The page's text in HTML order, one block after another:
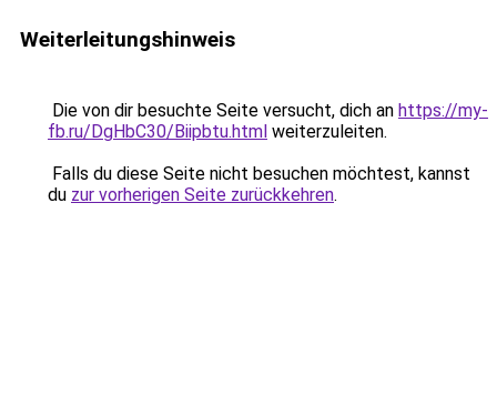
Weiterleitungshinweis
Die von dir besuchte Seite versucht, dich an https://my-
fb.ru/DgHbC30/Biipbtu.html weiterzuleiten.
Falls du diese Seite nicht besuchen möchtest, kannst
du zur vorherigen Seite zurückkehren.